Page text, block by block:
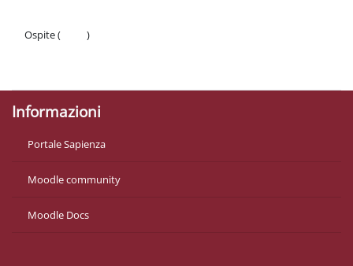
Ospite (
)
Informazioni
Portale Sapienza
Moodle community
Moodle Docs